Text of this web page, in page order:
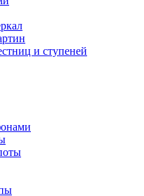
и ступеней